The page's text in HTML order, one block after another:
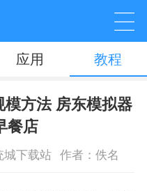
应用 教程
模方法 房东模拟器
餐店
城下载站 作者：佚名